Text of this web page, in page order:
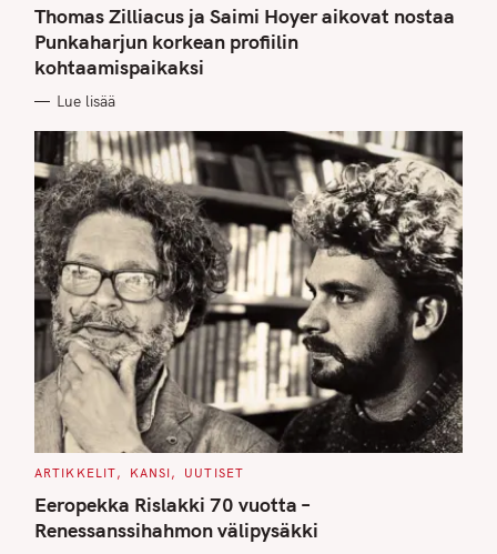
T
E
G
O
R
I
S
Thomas Zilliacus ja Saimi Hoyer aikovat nostaa
Punkaharjun korkean profiilin
kohtaamispaikaksi
Lue lisää
C
T
E
G
O
ARTIKKELIT KANSI UUTISET
Eeropekka Rislakki 70 vuotta –
Renessanssihahmon välipysäkki